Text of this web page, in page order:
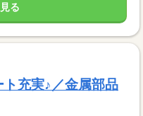
る
充実♪／金属部品